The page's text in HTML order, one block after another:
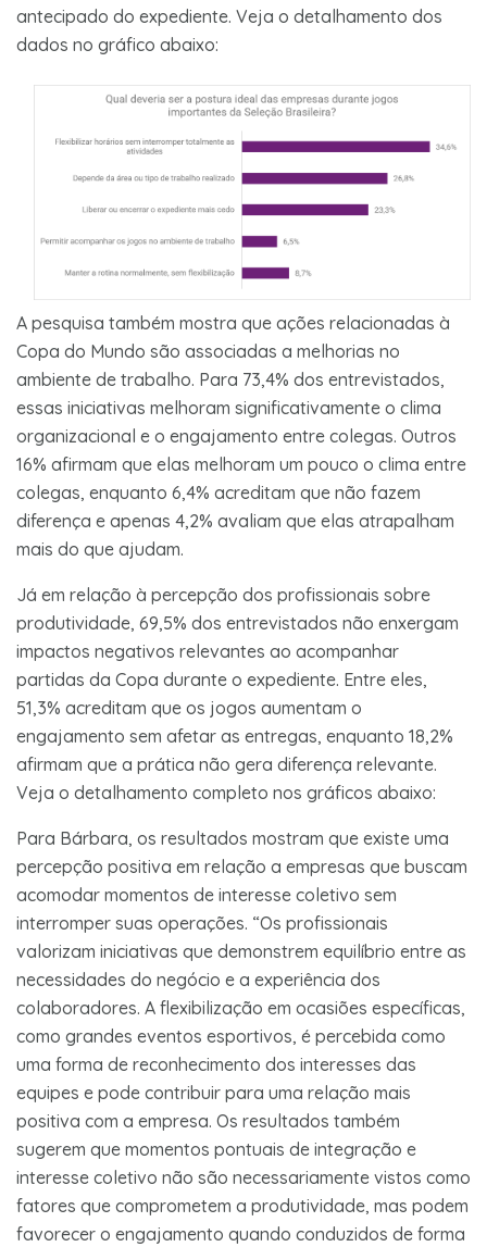
antecipado do expediente. Veja o detalhamento dos
dados no gráfico abaixo:
A pesquisa também mostra que ações relacionadas à
Copa do Mundo são associadas a melhorias no
ambiente de trabalho. Para 73,4% dos entrevistados,
essas iniciativas melhoram significativamente o clima
organizacional e o engajamento entre colegas. Outros
16% afirmam que elas melhoram um pouco o clima entre
colegas, enquanto 6,4% acreditam que não fazem
diferença e apenas 4,2% avaliam que elas atrapalham
mais do que ajudam.
Já em relação à percepção dos profissionais sobre
produtividade, 69,5% dos entrevistados não enxergam
impactos negativos relevantes ao acompanhar
partidas da Copa durante o expediente. Entre eles,
51,3% acreditam que os jogos aumentam o
engajamento sem afetar as entregas, enquanto 18,2%
afirmam que a prática não gera diferença relevante.
Veja o detalhamento completo nos gráficos abaixo:
Para Bárbara, os resultados mostram que existe uma
percepção positiva em relação a empresas que buscam
acomodar momentos de interesse coletivo sem
interromper suas operações. “Os profissionais
valorizam iniciativas que demonstrem equilíbrio entre as
necessidades do negócio e a experiência dos
colaboradores. A flexibilização em ocasiões específicas,
como grandes eventos esportivos, é percebida como
uma forma de reconhecimento dos interesses das
equipes e pode contribuir para uma relação mais
positiva com a empresa. Os resultados também
sugerem que momentos pontuais de integração e
interesse coletivo não são necessariamente vistos como
fatores que comprometem a produtividade, mas podem
favorecer o engajamento quando conduzidos de forma